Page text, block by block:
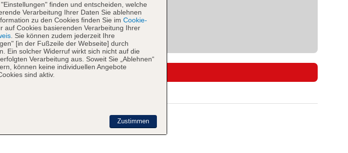
finden und entscheiden, welche
Verarbeitung Ihrer Daten Sie ablehnen
zu den Cookies finden Sie im Cookie-
auf Cookies basierenden Verarbeitung Ihrer
. Sie können zudem jederzeit Ihre
[in der Fußzeile der Webseite] durch
Ein solcher Widerruf wirkt sich nicht auf die
Verarbeitung aus. Soweit Sie „Ablehnen“
können keine individuellen Angebote
sind aktiv.
Zustimmen